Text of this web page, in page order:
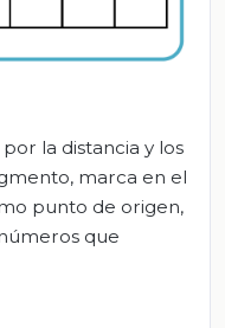
la distancia y los
marca en el
punto de origen,
que